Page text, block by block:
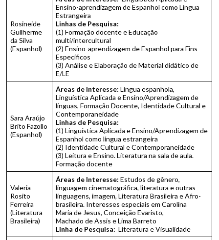
Rosineide
Guilherme
da Silva
(Espanhol)
Ensino-aprendizagem de Espanhol como Língua
Estrangeira
Linhas de Pesquisa:
(1) Formação docente e Educação
multi/intercultural
(2) Ensino-aprendizagem de Espanhol para Fins
Específicos
(3) Análise e Elaboração de Material didático de
E/LE
Sara Araújo
Brito Fazollo
(Espanhol)
Áreas de Interesse: Língua espanhola,
Linguística Aplicada e Ensino/Aprendizagem de
línguas, Formação Docente, Identidade Cultural e
Contemporaneidade
Linhas de Pesquisa:
(1) Linguística Aplicada e Ensino/Aprendizagem de
Espanhol como língua estrangeira
(2) Identidade Cultural e Contemporaneidade
(3) Leitura e Ensino. Literatura na sala de aula.
Formação docente
Valeria
Rosito
Ferreira
(Literatura
Brasileira)
Áreas de Interesse:Estudos de gênero,
linguagem cinematográfica, literatura e outras
linguagens, imagem, Literatura Brasileira e Afro-
brasileira. Interesses especiais em Carolina
Maria de Jesus, Conceição Evaristo,
Machado de Assis e Lima Barreto
Linha de Pesquisa:Literatura e Visualidade